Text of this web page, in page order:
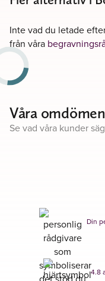
Inte vad du letade
från våra
Våra omdömen
Se vad våra kunder
Din
4.8